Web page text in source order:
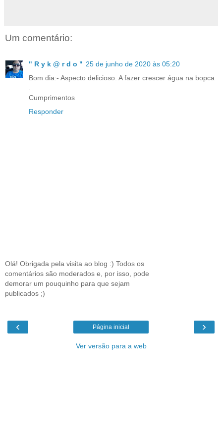
Um comentário:
" R y k @ r d o " 25 de junho de 2020 às 05:20
Bom dia:- Aspecto delicioso. A fazer crescer água na bopca
Cumprimentos
Responder
Olá! Obrigada pela visita ao blog :) Todos os
comentários são moderados e, por isso, pode
demorar um pouquinho para que sejam
publicados ;)
‹ ›
Página inicial
Ver versão para a web